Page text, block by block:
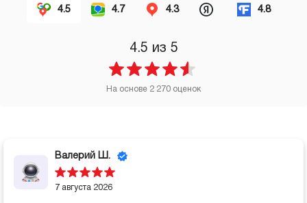
4.5 4.7 4.3 4.8
4.5 из 5
На основе 2 270 оценок
Валерий Ш.
7 августа 2026